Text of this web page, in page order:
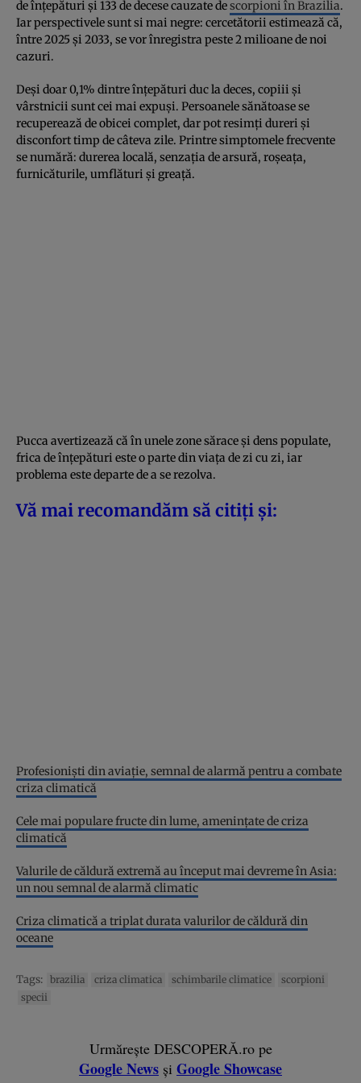
de înțepături și 133 de decese cauzate descorpioni în Brazilia.
Iar perspectivele sunt si mai negre: cercetătorii estimează că,
între 2025 și 2033, se vor înregistra peste 2 milioane de noi
cazuri.
Deși doar 0,1% dintre înțepături duc la deces, copiii și
vârstnicii sunt cei mai expuși. Persoanele sănătoase se
recuperează de obicei complet, dar pot resimți dureri și
disconfort timp de câteva zile. Printre simptomele frecvente
se numără: durerea locală, senzația de arsură, roșeața,
furnicăturile, umflături și greață.
Pucca avertizează că în unele zone sărace și dens populate,
frica de înțepături este o parte din viața de zi cu zi, iar
problema este departe de a se rezolva.
Vă mai recomandăm să citiți și:
Profesioniști din aviație, semnal de alarmă pentru a combate
criza climatică
Cele mai populare fructe din lume, amenințate de criza
climatică
Valurile de căldură extremă au început mai devreme în Asia:
un nou semnal de alarmă climatic
Criza climatică a triplat durata valurilor de căldură din
oceane
Tags: brazilia criza climatica schimbarile climatice
scorpioni
specii
Urmărește DESCOPERĂ.ro pe
Google News și Google Showcase